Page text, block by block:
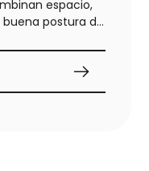
espacio,
postura de
ciudad,
etiqueta ECO, 7